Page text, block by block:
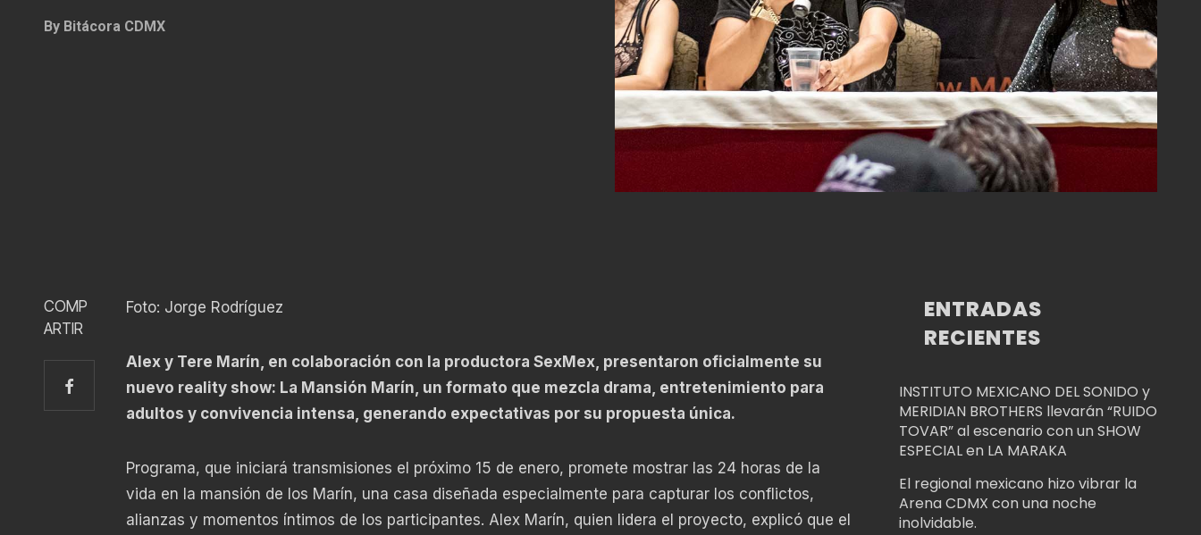
By Bitácora CDMX
COMP
ARTIR
Foto: Jorge Rodríguez
Alex y Tere Marín, en colaboración con la productora SexMex, presentaron oficialmente su
nuevo reality show: La Mansión Marín, un formato que mezcla drama, entretenimiento para
adultos y convivencia intensa, generando expectativas por su propuesta única.
Programa, que iniciará transmisiones el próximo 15 de enero, promete mostrar las 24 horas de la
vida en la mansión de los Marín, una casa diseñada especialmente para capturar los conflictos,
alianzas y momentos íntimos de los participantes. Alex Marín, quien lidera el proyecto, explicó que el
ENTRADAS
RECIENTES
INSTITUTO MEXICANO DEL SONIDO y
MERIDIAN BROTHERS llevarán “RUIDO
TOVAR” al escenario con un SHOW
ESPECIAL en LA MARAKA
El regional mexicano hizo vibrar la
Arena CDMX con una noche
inolvidable.